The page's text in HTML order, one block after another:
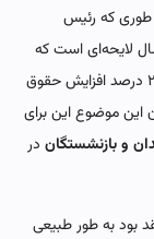
طوری که رئیس
لایحه‌ای است که
برای کارکنان و بازنشستگان در راستای همسان‌سازی، ۲۰ درصد افزایش حقوق
این موضوع این برای
و بازنشستگان در
بود به طور طبیعی